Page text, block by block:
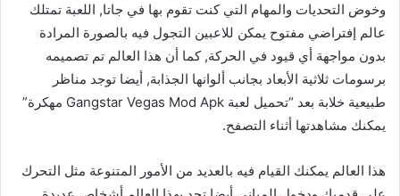
وخوض التحديات والمهام التي كنت تقوم بها في جاتا, اللعبة تمتلك
عالم إفتراضي مفتوح يمكن للاعبين التجول فيه بالصورة المرادة
بدون مواجهة أي قيود في الحركة, كما أن هذا العالم تم تصميمه
برسومات ثلاثية الأبعاد بجانب ألوانها الجذابة, أيضا توجد مناظر
طبيعية خلابة بعد “تحميل لعبة Gangstar Vegas Mod Apk مهكرة”
يمكنك مشاهدتها أثناء التصفح.
هذا العالم يمكنك القيام فيه بالعديد من الأمور المتنوعة مثل التحرك